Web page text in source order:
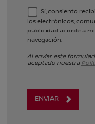
Sí, consiento
los electrónicos,
publicidad acorde a
navegación.
Al enviar este
aceptado nuestra
ENVIAR